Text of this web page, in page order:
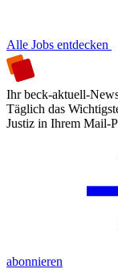
Alle Jobs entdecken
Ihr beck-aktuell-
Täglich das
Justiz in Ihrem Mail-
abonnieren